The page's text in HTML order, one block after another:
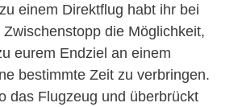
einem Direktflug habt ihr bei
die Möglichkeit,
eurem Endziel an einem
bestimmte Zeit zu verbringen.
das Flugzeug und überbrückt